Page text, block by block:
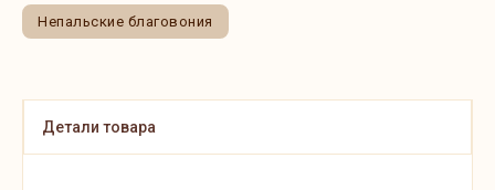
Непальские благовония
Детали товара